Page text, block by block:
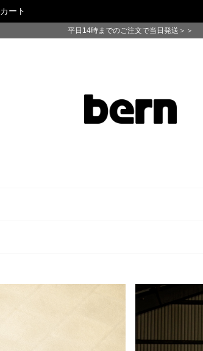
カート
平日14時までのご注文で当日発送＞＞